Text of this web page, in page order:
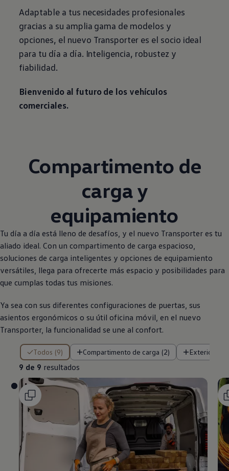
Adaptable a tus necesidades profesionales
gracias a su amplia gama de modelos y
opciones, el nuevo Transporter es el socio ideal
para tu día a día. Inteligencia, robustez y
fiabilidad.
Bienvenido al futuro de los vehículos
comerciales.
Compartimento de
carga y
equipamiento
Tu día a día está lleno de desafíos, y el nuevo Transporter es tu
aliado ideal. Con un compartimento de carga espacioso,
soluciones de carga inteligentes y opciones de equipamiento
versátiles, llega para ofrecerte más espacio y posibilidades para
que cumplas todas tus misiones.
Ya sea con sus diferentes configuraciones de puertas, sus
asientos ergonómicos o su útil oficina móvil, en el nuevo
Transporter, la funcionalidad se une al confort.
Todos (9) Compartimento de carga (2) Exterior (5)
9 de 9 resultados
9 de 9 resultados